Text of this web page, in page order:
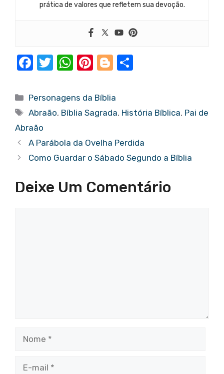
prática de valores que refletem sua devoção.
F
c
e
b
o
o
T
it
te
W
at
s
p
p
Pi
er
e
Bl
g
g
e
Categorias
Personagens da Bíblia
Tags
Abraão, Bíblia Sagrada, História Bíblica, Pai de
Abraão
A Parábola da Ovelha Perdida
Como Guardar o Sábado Segundo a Bíblia
Deixe Um Comentário